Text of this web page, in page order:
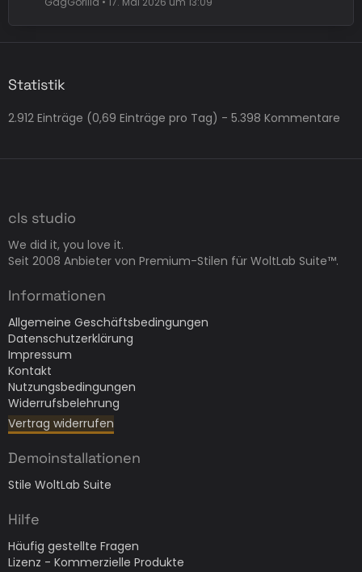
Statistik
2.912 Einträge (0,69 Einträge pro Tag) - 5.398 Kommentare
cls studio
We did it, you love it.
Seit 2008 Anbieter von Premium-Stilen für WoltLab Suite™.
Informationen
Allgemeine Geschäftsbedingungen
Datenschutzerklärung
Impressum
Kontakt
Nutzungsbedingungen
Widerrufsbelehrung
Vertrag widerrufen
Demoinstallationen
Stile WoltLab Suite
Hilfe
Häufig gestellte Fragen
Lizenz - Kommerzielle Produkte